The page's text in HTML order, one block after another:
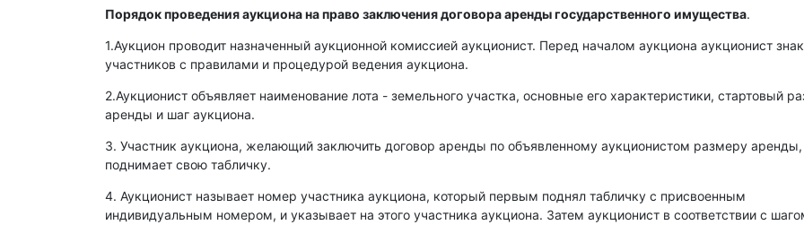
Порядок проведения аукциона на право заключения договора аренды государственного имущества.
1.Аукцион проводит назначенный аукционной комиссией аукционист. Перед началом аукциона аукционист
участников с правилами и процедурой ведения аукциона.
2.Аукционист объявляет наименование лота - земельного участка, основные его характеристики, стартовый
аренды и шаг аукциона.
3. Участник аукциона, желающий заключить договор аренды по объявленному аукционистом размеру аренды,
поднимает свою табличку.
4. Аукционист называет номер участника аукциона, который первым поднял табличку с присвоенным
индивидуальным номером, и указывает на этого участника аукциона. Затем аукционист в соответствии с